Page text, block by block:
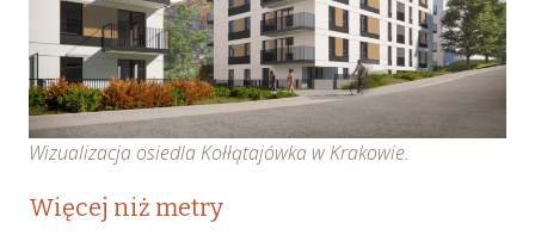
Wizualizacja osiedla Kołłątajówka w Krakowie.
Więcej niż metry